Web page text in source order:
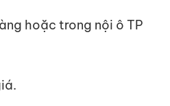
hoặc trong nội ô TP